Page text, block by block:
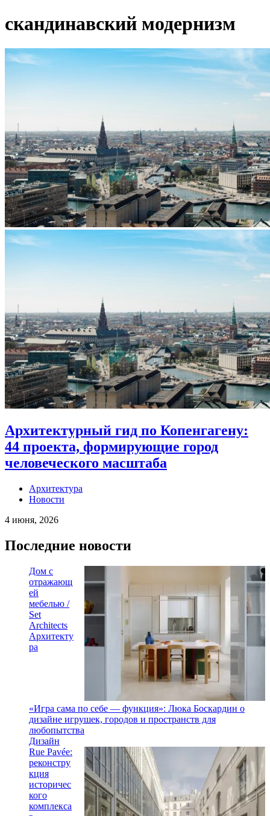
скандинавский модернизм
Архитектурный гид по Копенгагену:
44 проекта, формирующие город
человеческого масштаба
Архитектура
Новости
4 июня, 2026
Последние новости
Дом с
отражающ
ей
мебелью /
Set
Architects
Архитекту
ра
«Игра сама по себе — функция»: Люка Боскардин о
дизайне игрушек, городов и пространств для
любопытства
Дизайн
Rue Pavée:
реконстру
кция
историчес
кого
комплекса